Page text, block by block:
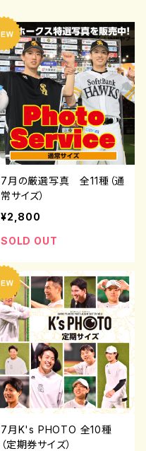
7月の厳選写真 全11種（通
常サイズ）
¥2,800
SOLD OUT
7月K's PHOTO 全10種
（定期券サイズ）